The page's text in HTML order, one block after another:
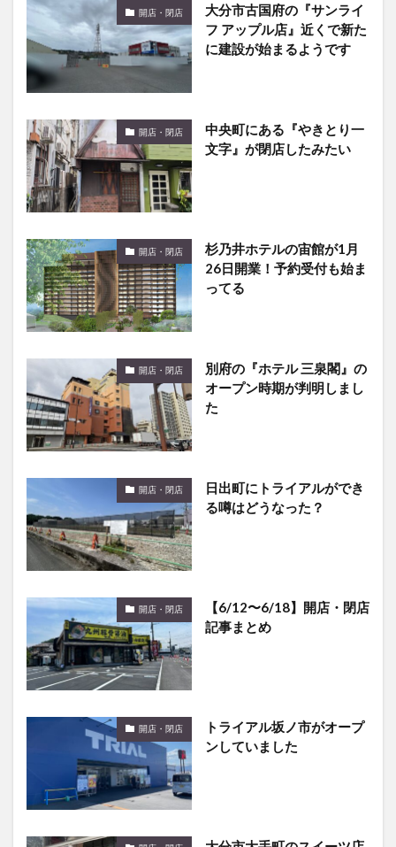
開店・閉店
大分市古国府の『サンライ
フ アップル店』近くで新た
に建設が始まるようです
開店・閉店
中央町にある『やきとり一
文字』が閉店したみたい
開店・閉店
杉乃井ホテルの宙館が1月
26日開業！予約受付も始ま
ってる
開店・閉店
別府の『ホテル 三泉閣』の
オープン時期が判明しまし
た
開店・閉店
日出町にトライアルができ
る噂はどうなった？
開店・閉店
【6/12〜6/18】開店・閉店
記事まとめ
開店・閉店
トライアル坂ノ市がオープ
ンしていました